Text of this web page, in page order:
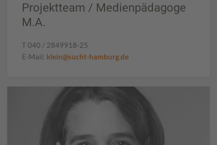
Projektteam / Medienpädagoge
M.A.
T 040 / 2849918-25
E-Mail: klein@sucht-hamburg.de